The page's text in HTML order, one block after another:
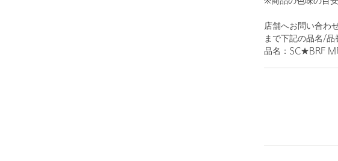
店舗へお問い合わ
まで下記の品名/品
品名：SC★BRF